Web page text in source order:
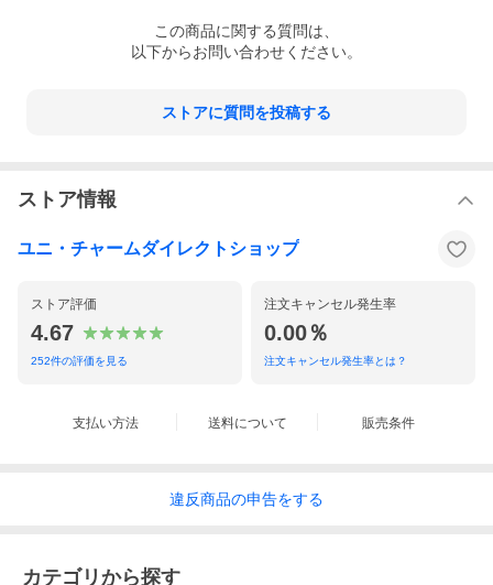
陰部洗浄時に、すぐにシートに吸収されず、表面を伝い、ひろが
ってしまっていた課題に対して、シュッと引き込み汚染面積を広
この商品に関する質問は、
以下からお問い合わせください。
ストアに質問を投稿する
ストア情報
ユニ・チャームダイレクトショップ
ストア評価
4.67
252件の評価を見る
注文キャンセル発生率
0.00％
注文キャンセル発生率とは？
支払い方法 送料について 販売条件
違反商品の申告をする
カテゴリから探す